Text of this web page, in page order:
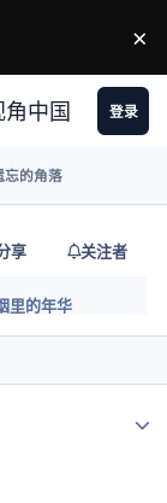
×
角中国 登录
忘的角落
享
关注者
里的年华